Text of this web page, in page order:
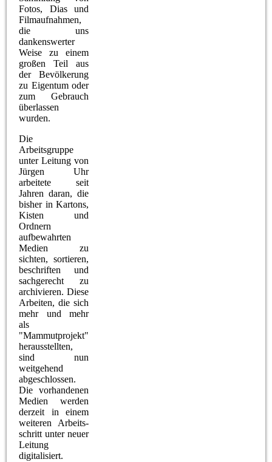
Fotos, Dias und
Filmaufnahmen,
die uns
dankenswerter
Weise zu einem
großen Teil aus
der Bevölkerung
zu Eigentum oder
zum Gebrauch
überlassen
wurden.
Die
Arbeitsgruppe
unter Leitung von
Jürgen Uhr
arbeitete seit
Jahren daran, die
bisher in Kartons,
Kisten und
Ordnern
aufbewahrten
Medien zu
sichten, sortieren,
beschriften und
sachgerecht zu
archivieren. Diese
Arbeiten, die sich
mehr und mehr
als
"Mammutprojekt"
herausstellten,
sind nun
weitgehend
abgeschlossen.
Die vorhandenen
Medien werden
derzeit in einem
weiteren Arbeits-
schritt unter neuer
Leitung
digitalisiert.